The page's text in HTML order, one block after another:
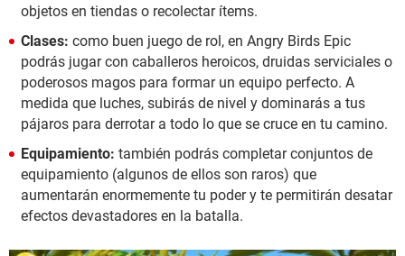
objetos en tiendas o recolectar ítems.
Clases: como buen juego de rol, en Angry Birds Epic
podrás jugar con caballeros heroicos, druidas serviciales o
poderosos magos para formar un equipo perfecto. A
medida que luches, subirás de nivel y dominarás a tus
pájaros para derrotar a todo lo que se cruce en tu camino.
Equipamiento: también podrás completar conjuntos de
equipamiento (algunos de ellos son raros) que
aumentarán enormemente tu poder y te permitirán desatar
efectos devastadores en la batalla.